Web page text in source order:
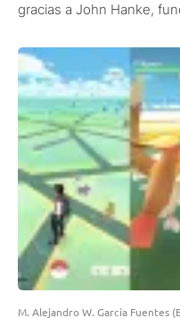
gracias a John Hanke,
M. Alejandro W. García Fuentes